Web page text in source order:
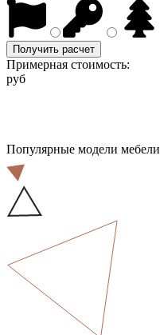
Получить расчет
Примерная стоимость:
руб
Популярные модели мебели